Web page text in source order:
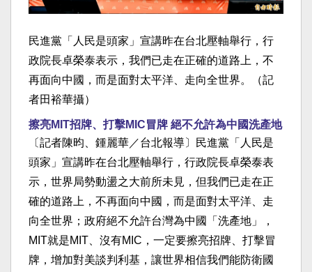
民進黨「人民是頭家」宣講昨在台北壓軸舉行，行
政院長卓榮泰表示，我們已走在正確的道路上，不
再面向中國，而是面對太平洋、走向全世界。（記
者田裕華攝）
擦亮MIT招牌、打擊MIC冒牌 絕不允許為中國洗產地
〔記者陳昀、鍾麗華／台北報導〕民進黨「人民是
頭家」宣講昨在台北壓軸舉行，行政院長卓榮泰表
示，世界局勢動盪之大前所未見，但我們已走在正
確的道路上，不再面向中國，而是面對太平洋、走
向全世界；政府絕不允許台灣為中國「洗產地」，
MIT就是MIT、沒有MIC，一定要擦亮招牌、打擊冒
牌，增加對美談判利基，讓世界相信我們能防衛國